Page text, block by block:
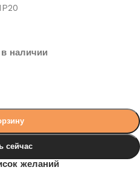
IP20
в наличии
сейчас
желаний